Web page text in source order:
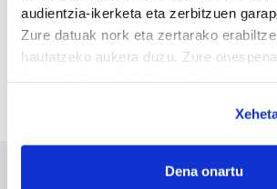
audientzia-ikerketa eta zerbitzuen
Zure datuak nork eta zertarako
hautatzeko aukera duzu. Zure
If you allow, we would also like to:
Collect information about your
Dena onartu
MEMORIA HISTORIKOA
«Gai tabua izan da etxe
azkeneko momentuan hitz egin